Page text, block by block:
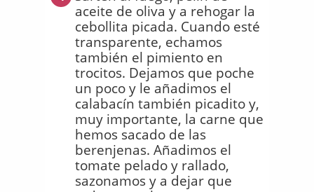
aceite de oliva y a rehogar la
cebollita picada. Cuando esté
transparente, echamos
también el pimiento en
trocitos. Dejamos que poche
un poco y le añadimos el
calabacín también picadito y,
muy importante, la carne que
hemos sacado de las
berenjenas. Añadimos el
tomate pelado y rallado,
sazonamos y a dejar que